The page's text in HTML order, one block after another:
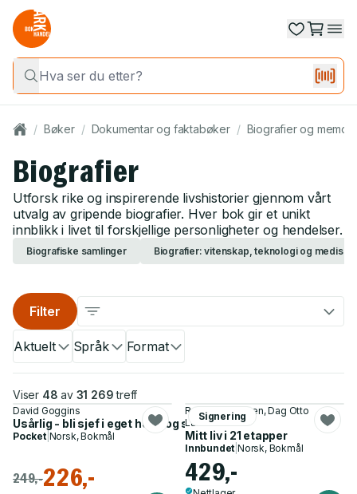
/ Bøker / Dokumentar og faktabøker / Biografier og
Biografier
Utforsk rike og inspirerende livshistorier gjennom vårt
utvalg av gripende biografier. Hver bok gir et unikt
innblikk i livet til forskjellige personligheter og hendelser.
Biografiske samlinger Biografier: vitenskap, teknologi og medisin
Aktuelt Språk Format
Filter
Viser 48 av 31 269 treff
David Goggins
Usårlig - bli sjef i eget hode og slå oddsen
Pocket| Norsk, Bokmål
249,-226,-
Signering
Rune Brynhildsen, Dag Otto
Lauritzen
Mitt liv i 21 etapper
Innbundet |Norsk, Bokmål
429,-